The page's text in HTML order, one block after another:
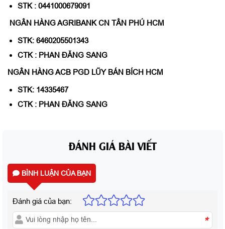
STK : 0441000679091
NGÂN HÀNG AGRIBANK CN TÂN PHÚ HCM
STK: 6460205501343
CTK : PHAN ĐĂNG SANG
NGÂN HÀNG ACB PGD LŨY BÁN BÍCH HCM
STK: 14335467
CTK : PHAN ĐĂNG SANG
ĐÁNH GIÁ BÀI VIẾT
BÌNH LUẬN CỦA BẠN
Đánh giá của bạn:
*